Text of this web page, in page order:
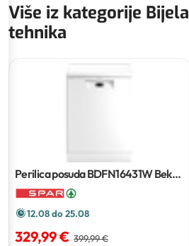
Više iz kategorije Bijela
tehnika
Perilica posuda BDFN16431W Beko1
kom
12.08 do 25.08
329,99 € 399,99 €